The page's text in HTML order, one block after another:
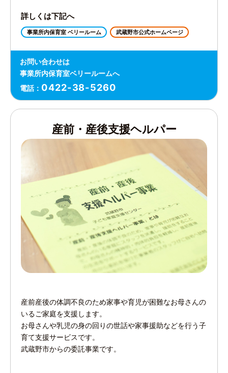
詳しくは下記へ
事業所内保育室 ベリールーム 武蔵野市公式ホームページ
お問い合わせは
事業所内保育室ベリールームへ
電話： 0422-38-5260
産前・産後支援ヘルパー
産前産後の体調不良のため家事や育児が困難なお母さんの
いるご家庭を支援します。
お母さんや乳児の身の回りの世話や家事援助などを行う子
育て支援サービスです。
武蔵野市からの委託事業です。